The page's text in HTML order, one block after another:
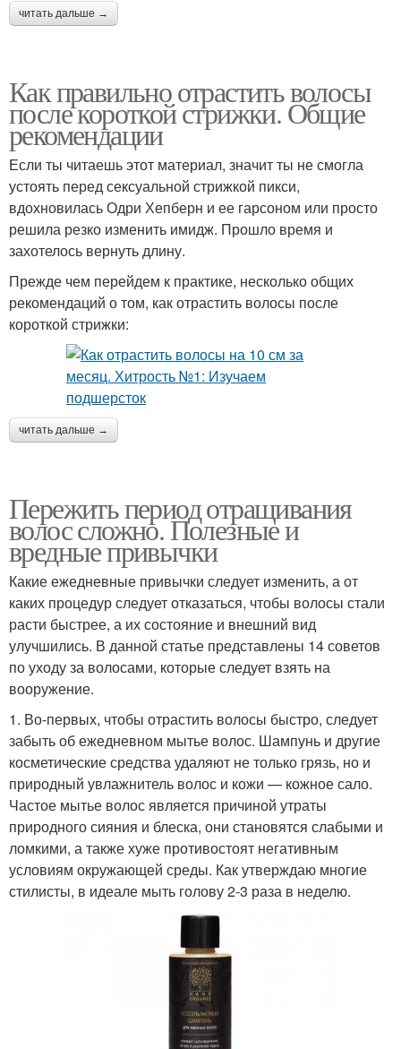
читать дальше →
Как правильно отрастить волосы
после короткой стрижки. Общие
рекомендации
Если ты читаешь этот материал, значит ты не смогла
устоять перед сексуальной стрижкой пикси,
вдохновилась Одри Хепберн и ее гарсоном или просто
решила резко изменить имидж. Прошло время и
захотелось вернуть длину.
Прежде чем перейдем к практике, несколько общих
рекомендаций о том, как отрастить волосы после
короткой стрижки:
читать дальше →
Пережить период отращивания
волос сложно. Полезные и
вредные привычки
Какие ежедневные привычки следует изменить, а от
каких процедур следует отказаться, чтобы волосы стали
расти быстрее, а их состояние и внешний вид
улучшились. В данной статье представлены 14 советов
по уходу за волосами, которые следует взять на
вооружение.
1. Во-первых, чтобы отрастить волосы быстро, следует
забыть об ежедневном мытье волос. Шампунь и другие
косметические средства удаляют не только грязь, но и
природный увлажнитель волос и кожи — кожное сало.
Частое мытье волос является причиной утраты
природного сияния и блеска, они становятся слабыми и
ломкими, а также хуже противостоят негативным
условиям окружающей среды. Как утверждаю многие
стилисты, в идеале мыть голову 2-3 раза в неделю.